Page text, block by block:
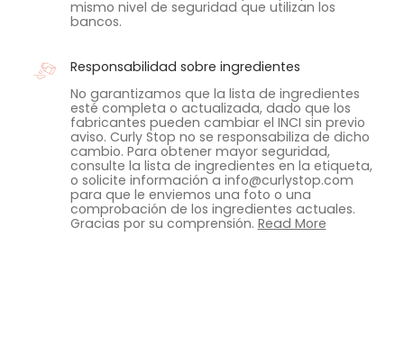
mismo nivel de seguridad que utilizan los
bancos.
Responsabilidad sobre ingredientes
No garantizamos que la lista de ingredientes
esté completa o actualizada, dado que los
fabricantes pueden cambiar el INCI sin previo
aviso. Curly Stop no se responsabiliza de dicho
cambio. Para obtener mayor seguridad,
consulte la lista de ingredientes en la etiqueta,
o solicite información a info@curlystop.com
para que le enviemos una foto o una
comprobación de los ingredientes actuales.
Gracias por su comprensión. Read More